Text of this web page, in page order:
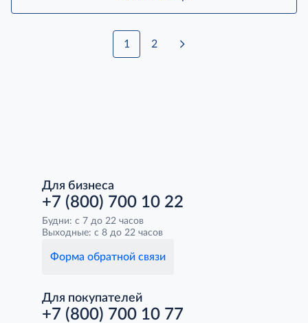
1 2
Для бизнеса
+7 (800) 700 10 22
Будни: с 7 до 22 часов
Выходные: с 8 до 22 часов
Форма обратной связи
Для покупателей
+7 (800) 700 10 77